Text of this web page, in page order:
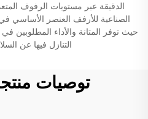
الدقيقة عبر مستويات الرفوف
الصناعية للأرفف العنصر الأساسي
حيث توفر المتانة والأداء المطلوبين في
التنازل فيها عن
توصيات